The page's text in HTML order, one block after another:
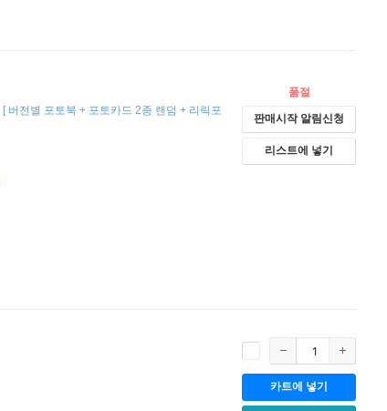
[ 버전별 포토북 + 포토카드 2종 랜덤 + 리릭포
품절
판매시작 알림신청
리스트에 넣기
카트에 넣기